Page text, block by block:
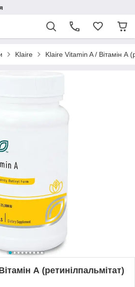
Klaire Klaire Vitamin A / Вітамін А
А (ретинілпальмітат)